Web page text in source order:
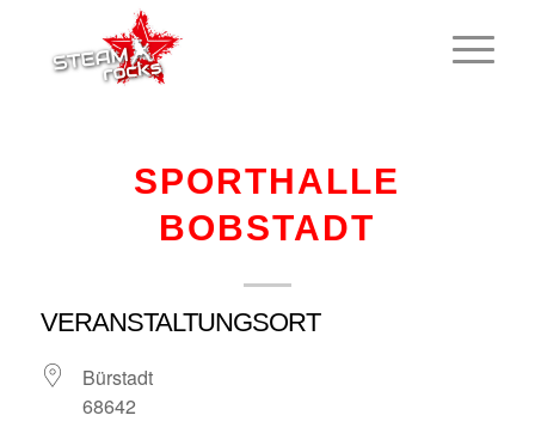
SPORTHALLE
BOBSTADT
VERANSTALTUNGSORT
Bürstadt
68642